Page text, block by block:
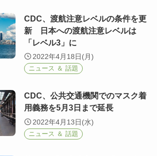
CDC、渡航注意レベルの条件を更
新 日本への渡航注意レベルは
「レベル3」に
2022年4月18日(月)
ニュース ＆ 話題
CDC、公共交通機関でのマスク着
用義務を5月3日まで延長
2022年4月13日(水)
ニュース ＆ 話題